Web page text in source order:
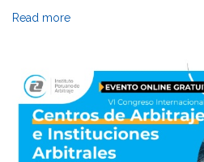
Read more